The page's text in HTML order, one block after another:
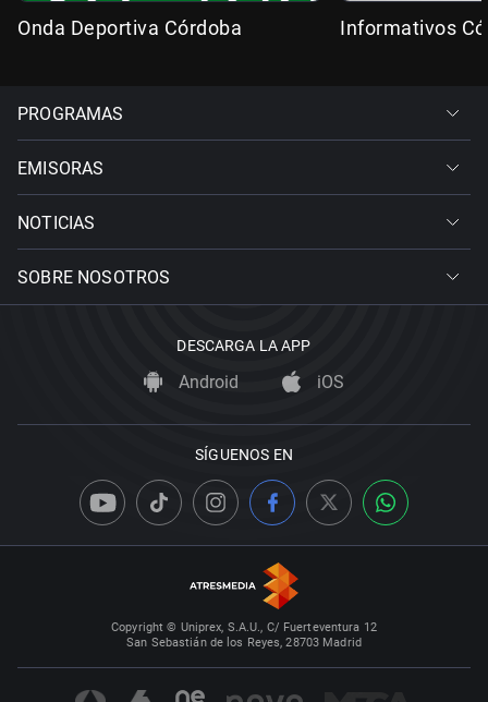
Onda Deportiva Córdoba Informativos
PROGRAMAS
EMISORAS
NOTICIAS
SOBRE NOSOTROS
DESCARGA LA APP
Android iOS
SÍGUENOS EN
Copyright © Uniprex, S.A.U., C/ Fuerteventura 12
San Sebastián de los Reyes, 28703 Madrid